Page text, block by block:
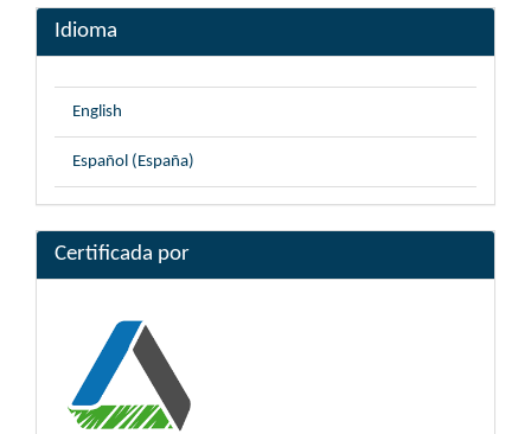
Idioma
English
Español (España)
Certificada por